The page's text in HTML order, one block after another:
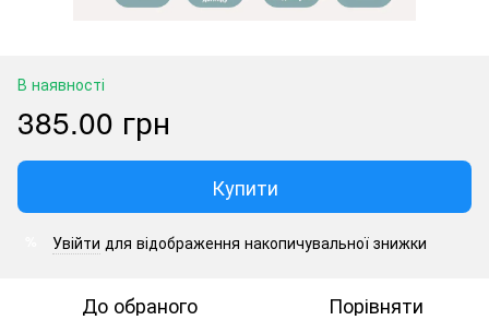
В наявності
385.00 грн
Купити
Увійти для відображення накопичувальної знижки
До обраного Порівняти